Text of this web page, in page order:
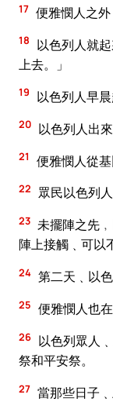
17 便雅憫人之
18
以色列人就
上去。」
19 以色列人早
20 以色列人出
21 便雅憫人從
22 眾民以色列
23 未擺陣之先
陣上接觸﹑可以
24 第二天﹑以
25 便雅憫人也
26 以色列眾人
祭和平安祭。
27 當那些日子